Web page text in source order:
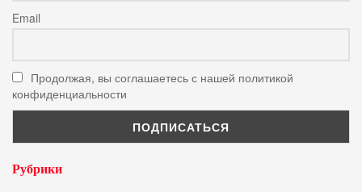
Email
Продолжая, вы соглашаетесь с нашей политикой
конфиденциальности
Рубрики